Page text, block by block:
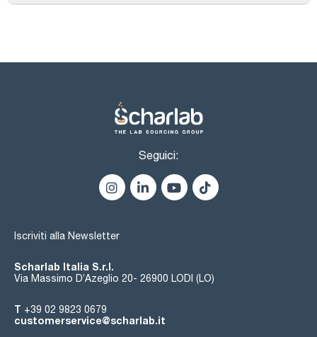
Seguici:
Iscriviti alla Newsletter
Scharlab Italia S.r.l.
Via Massimo D’Azeglio 20- 26900 LODI (LO)
T +39 02 9823 0679
customerservice@scharlab.it